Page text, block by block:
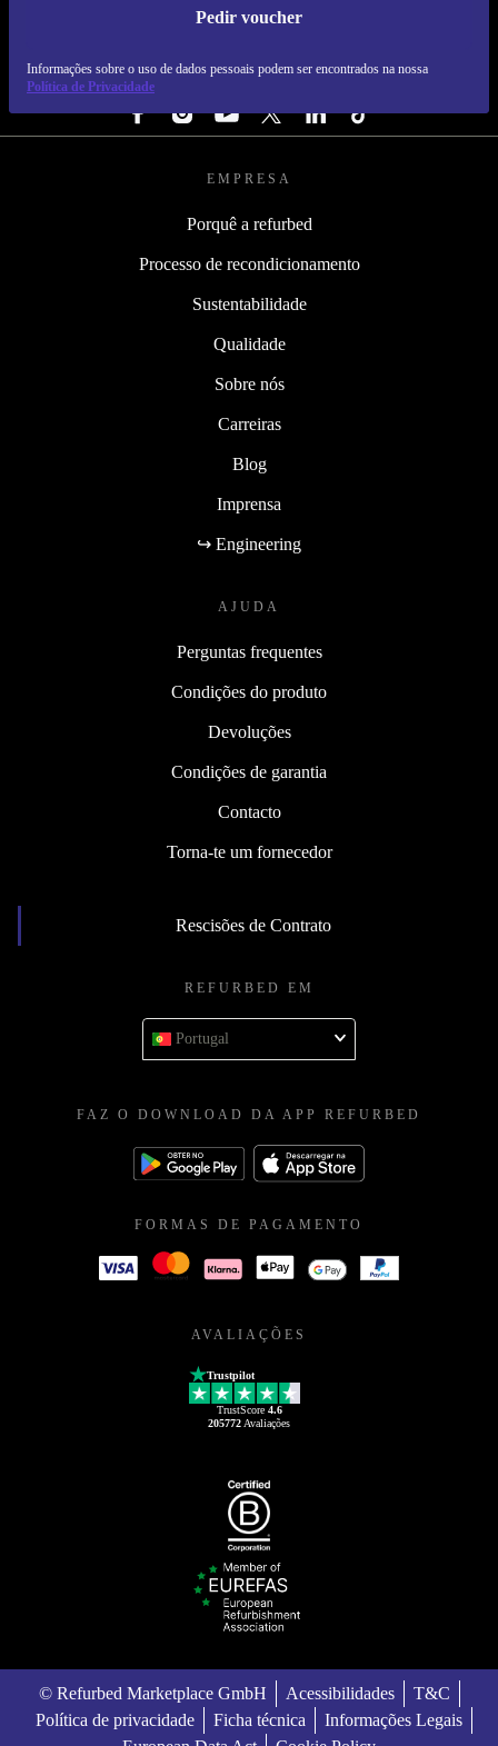
Pedir voucher
Informações sobre o uso de dados pessoais podem ser encontrados na nossa
Política de Privacidade
REFURBED PORTUGAL - RETHINK NEW.
SEGUE-NOS
EMPRESA
Porquê a refurbed
Processo de recondicionamento
Sustentabilidade
Qualidade
Sobre nós
Carreiras
Blog
Imprensa
↪ Engineering
AJUDA
Perguntas frequentes
Condições do produto
Devoluções
Condições de garantia
Contacto
Torna-te um fornecedor
Rescisões de Contrato
REFURBED EM
Portugal
FAZ O DOWNLOAD DA APP REFURBED
FORMAS DE PAGAMENTO
AVALIAÇÕES
Trustpilot
TrustScore 4.6
205772 Avaliações
© Refurbed Marketplace GmbH Acessibilidades
T&C
Política de privacidade
Ficha técnica
Informações Legais